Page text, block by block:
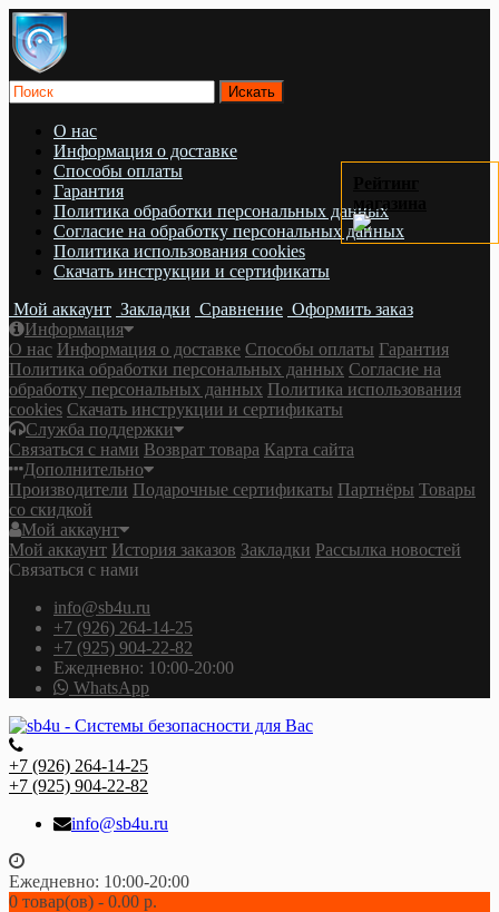
О нас
Информация о доставке
Cпособы оплаты
Гарантия
Политика обработки персональных данных
Согласие на обработку персональных данных
Политика использования cookies
Скачать инструкции и сертификаты
Мой аккаунт Закладки Сравнение Оформить заказ
Информация
О нас Информация о доставке Cпособы оплаты Гарантия
Политика обработки персональных данных Согласие на
обработку персональных данных Политика использования
cookies Скачать инструкции и сертификаты
Служба поддержки
Связаться с нами Возврат товара Карта сайта
Дополнительно
Производители Подарочные сертификаты Партнёры Товары
со скидкой
Мой аккаунт
Мой аккаунт История заказов Закладки Рассылка новостей
Связаться с нами
info@sb4u.ru
+7 (926) 264-14-25
+7 (925) 904-22-82
Ежедневно: 10:00-20:00
WhatsApp
+7 (926) 264-14-25
+7 (925) 904-22-82
info@sb4u.ru
Ежедневно: 10:00-20:00
0 товар(ов) - 0.00 р.